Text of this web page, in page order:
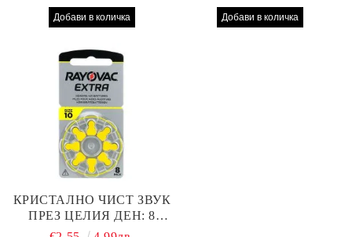
СЛУХОВ АПАРАТ С
ПРОИЗВОДИТЕЛНОСТ
КРИСТАЛНО ЧИСТ ЗВУК
ПРЕЗ ЦЕЛИЯ ДЕН: 8
БРОЯ RAYOVAC EXTRA